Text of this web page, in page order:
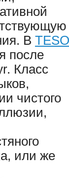
В TESO
после
Класс
чистого
или же